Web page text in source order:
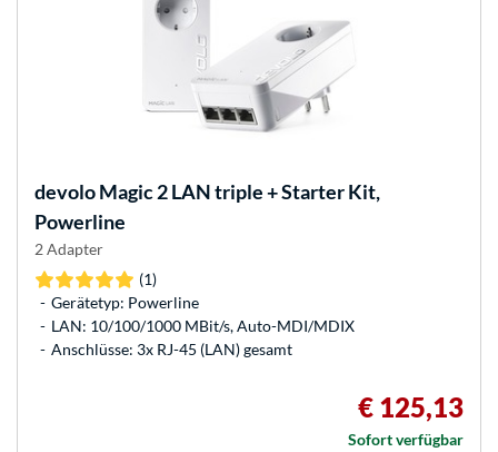
devoloMagic 2 LAN triple + Starter Kit,
Powerline
2 Adapter
(1)
Gerätetyp: Powerline
LAN: 10/100/1000 MBit/s, Auto-MDI/MDIX
Anschlüsse: 3x RJ-45 (LAN) gesamt
€ 125,13
Sofort verfügbar